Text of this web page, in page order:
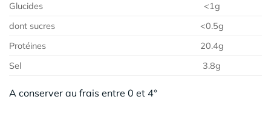
Glucides
<1g
dont sucres
<0.5g
Protéines
20.4g
Sel
3.8g
A conserver au frais entre 0 et 4°